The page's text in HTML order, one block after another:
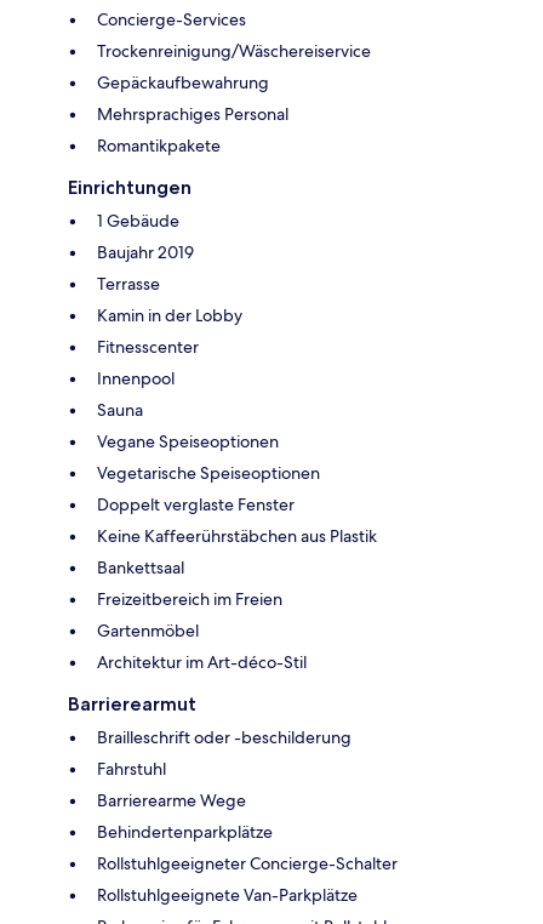
Concierge-Services
Trockenreinigung/Wäschereiservice
Gepäckaufbewahrung
Mehrsprachiges Personal
Romantikpakete
Einrichtungen
1 Gebäude
Baujahr 2019
Terrasse
Kamin in der Lobby
Fitnesscenter
Innenpool
Sauna
Vegane Speiseoptionen
Vegetarische Speiseoptionen
Doppelt verglaste Fenster
Keine Kaffeerührstäbchen aus Plastik
Bankettsaal
Freizeitbereich im Freien
Gartenmöbel
Architektur im Art-déco-Stil
Barrierearmut
Brailleschrift oder -beschilderung
Fahrstuhl
Barrierearme Wege
Behindertenparkplätze
Rollstuhlgeeigneter Concierge-Schalter
Rollstuhlgeeignete Van-Parkplätze